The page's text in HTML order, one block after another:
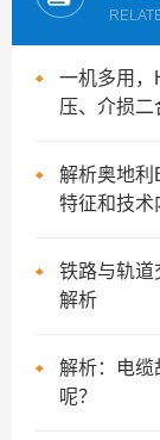
一机多用，
压、介损二
解析奥地利
特征和技术
铁路与轨道
解析
解析：电缆
呢？